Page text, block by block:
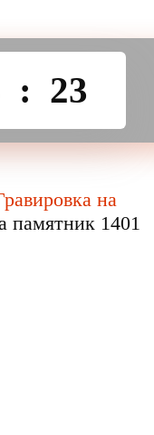
: 23
на
памятник 1401